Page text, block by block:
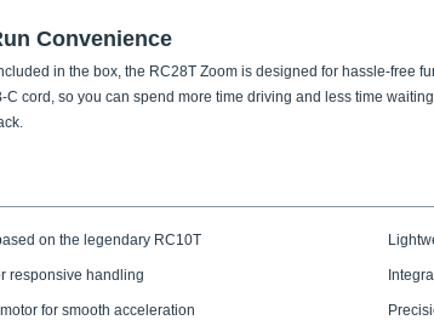
Convenience
in the box, the RC28T Zoom is designed for hassle-free
C cord, so you can spend more time driving and less time
on the legendary RC10T
responsive handling
for smooth acceleration